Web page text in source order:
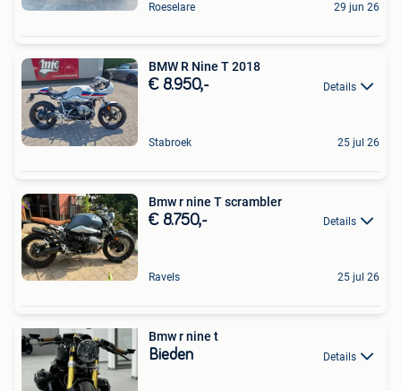
Roeselare 29 jun 26
BMW R Nine T 2018
€ 8.950,- Details
Stabroek 25 jul 26
Bmw r nine T scrambler
€ 8.750,- Details
Ravels 25 jul 26
Bmw r nine t
Bieden Details